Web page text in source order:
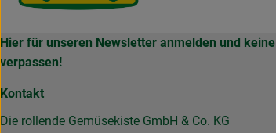
Hier für unseren Newsletter anmelden und
verpassen!
Kontakt
Die rollende Gemüsekiste GmbH & Co. KG